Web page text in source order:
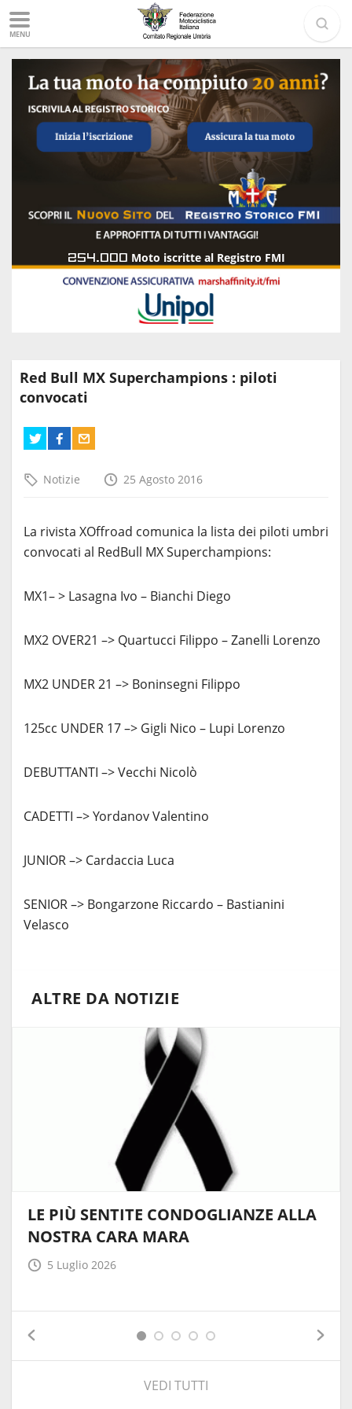
MENU
254.000 Moto iscritte al Registro FMI
Red Bull MX Superchampions : piloti
convocati
Notizie 25 Agosto 2016
La rivista XOffroad comunica la lista dei piloti umbri
convocati al RedBull MX Superchampions:
MX1– > Lasagna Ivo – Bianchi Diego
MX2 OVER21 –> Quartucci Filippo – Zanelli Lorenzo
MX2 UNDER 21 –> Boninsegni Filippo
125cc UNDER 17 –> Gigli Nico – Lupi Lorenzo
DEBUTTANTI –> Vecchi Nicolò
CADETTI –> Yordanov Valentino
JUNIOR –> Cardaccia Luca
SENIOR –> Bongarzone Riccardo – Bastianini
Velasco
ALTRE DA NOTIZIE
LE PIÙ SENTITE CONDOGLIANZE ALLA
NOSTRA CARA MARA
5 Luglio 2026
VEDI TUTTI